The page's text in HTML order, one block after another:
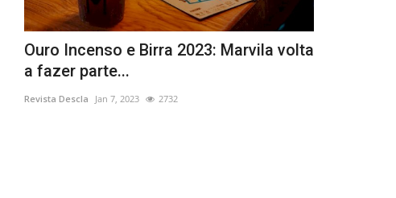
Ouro Incenso e Birra 2023: Marvila volta
a fazer parte...
Revista Descla Jan 7, 2023 2732